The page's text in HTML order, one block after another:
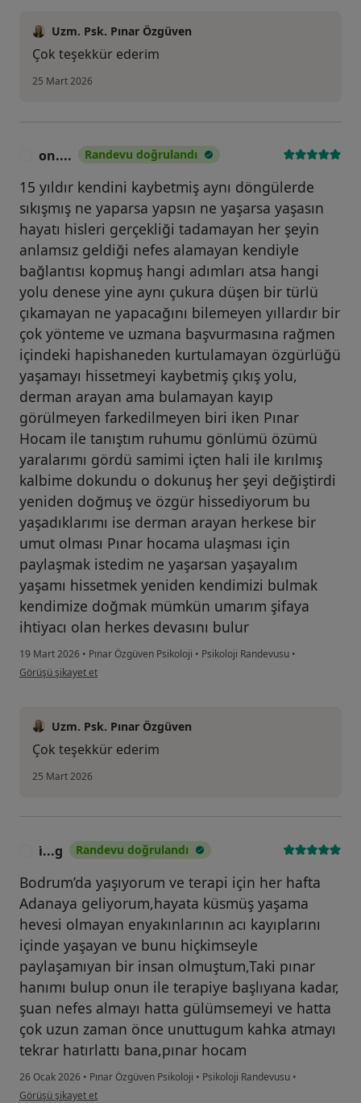
Uzm. Psk. Pınar Özgüven
Çok teşekkür ederim
25 Mart 2026
on.... Randevu doğrulandı
15 yıldır kendini kaybetmiş aynı döngülerde
sıkışmış ne yaparsa yapsın ne yaşarsa yaşasın
hayatı hisleri gerçekliği tadamayan her şeyin
anlamsız geldiği nefes alamayan kendiyle
bağlantısı kopmuş hangi adımları atsa hangi
yolu denese yine aynı çukura düşen bir türlü
çıkamayan ne yapacağını bilemeyen yıllardır bir
çok yönteme ve uzmana başvurmasına rağmen
içindeki hapishaneden kurtulamayan özgürlüğü
yaşamayı hissetmeyi kaybetmiş çıkış yolu,
derman arayan ama bulamayan kayıp
görülmeyen farkedilmeyen biri iken Pınar
Hocam ile tanıştım ruhumu gönlümü özümü
yaralarımı gördü samimi içten hali ile kırılmış
kalbime dokundu o dokunuş her şeyi değiştirdi
yeniden doğmuş ve özgür hissediyorum bu
yaşadıklarımı ise derman arayan herkese bir
umut olması Pınar hocama ulaşması için
paylaşmak istedim ne yaşarsan yaşayalım
yaşamı hissetmek yeniden kendimizi bulmak
kendimize doğmak mümkün umarım şifaya
ihtiyacı olan herkes devasını bulur
19 Mart 2026 • Pınar Özgüven Psikoloji • Psikoloji Randevusu •
kullanıcının görüşüne göre on....
Görüşü şikayet et
Uzm. Psk. Pınar Özgüven
Çok teşekkür ederim
25 Mart 2026
i̇...g Randevu doğrulandı
Bodrum’da yaşıyorum ve terapi için her hafta
Adanaya geliyorum,hayata küsmüş yaşama
hevesi olmayan enyakınlarının acı kayıplarını
içinde yaşayan ve bunu hiçkimseyle
paylaşamıyan bir insan olmuştum,Taki pınar
hanımı bulup onun ile terapiye başlıyana kadar,
şuan nefes almayı hatta gülümsemeyi ve hatta
çok uzun zaman önce unuttugum kahka atmayı
tekrar hatırlattı bana,pınar hocam
26 Ocak 2026 • Pınar Özgüven Psikoloji • Psikoloji Randevusu •
kullanıcının görüşüne göre i̇...g
Görüşü şikayet et